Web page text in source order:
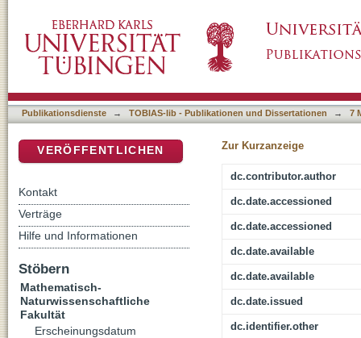
Publikationsdienste → TOBIAS-lib - Publikationen und Dissertationen → 7
Zur Kurzanzeige
dc.contributor.author
dc.date.accessioned
dc.date.accessioned
dc.date.available
dc.date.available
dc.date.issued
dc.identifier.other
VERÖFFENTLICHEN
Kontakt
Verträge
Hilfe und Informationen
Stöbern
Mathematisch-
Naturwissenschaftliche
Fakultät
Erscheinungsdatum